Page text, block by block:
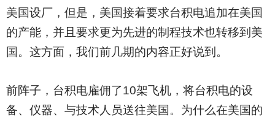
美国设厂，但是，美国接着要求台积电追加在美国
的产能，并且要求更为先进的制程技术也转移到美
国。这方面，我们前几期的内容正好说到。
前阵子，台积电雇佣了10架飞机，将台积电的设
备、仪器、与技术人员送往美国。为什么在美国的